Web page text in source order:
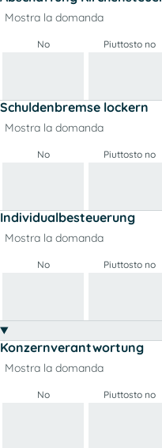
Mostra la domanda
No Piuttosto no
Schuldenbremse lockern
Mostra la domanda
No Piuttosto no
Individualbesteuerung
Mostra la domanda
No Piuttosto no
Konzernverantwortung
Mostra la domanda
No Piuttosto no